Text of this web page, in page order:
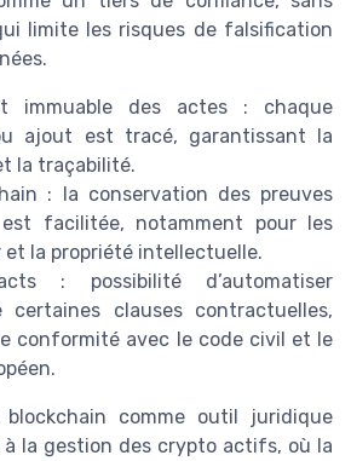
limite les risques de falsification
immuable des actes : chaque
ajout est tracé, garantissant la
la traçabilité.
: la conservation des preuves
est facilitée, notamment pour les
et la propriété intellectuelle.
: possibilité d’automatiser
certaines clauses contractuelles,
conformité avec le code civil et le
blockchain comme outil juridique
à la gestion des crypto actifs, où la